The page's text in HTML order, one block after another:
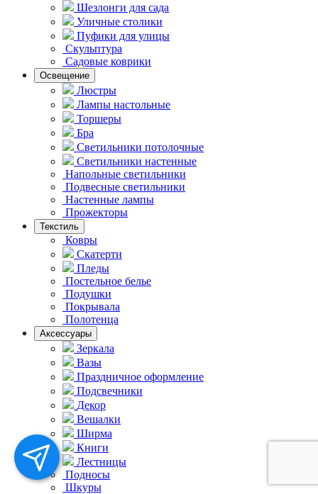
Шезлонги для сада
Уличные столики
Пуфики для улицы
Скульптура
Садовые коврики
Освещение
Люстры
Лампы настольные
Торшеры
Бра
Светильники потолочные
Светильники настенные
Напольные светильники
Подвесные светильники
Hастенные лампы
Прожекторы
Текстиль
Ковры
Скатерти
Пледы
Постельное белье
Подушки
Покрывала
Полотенца
Аксессуары
Зеркала
Вазы
Праздничное оформление
Подсвечники
Декор
Вешалки
Ширма
Книги
Лестницы
Подносы
Шкуры